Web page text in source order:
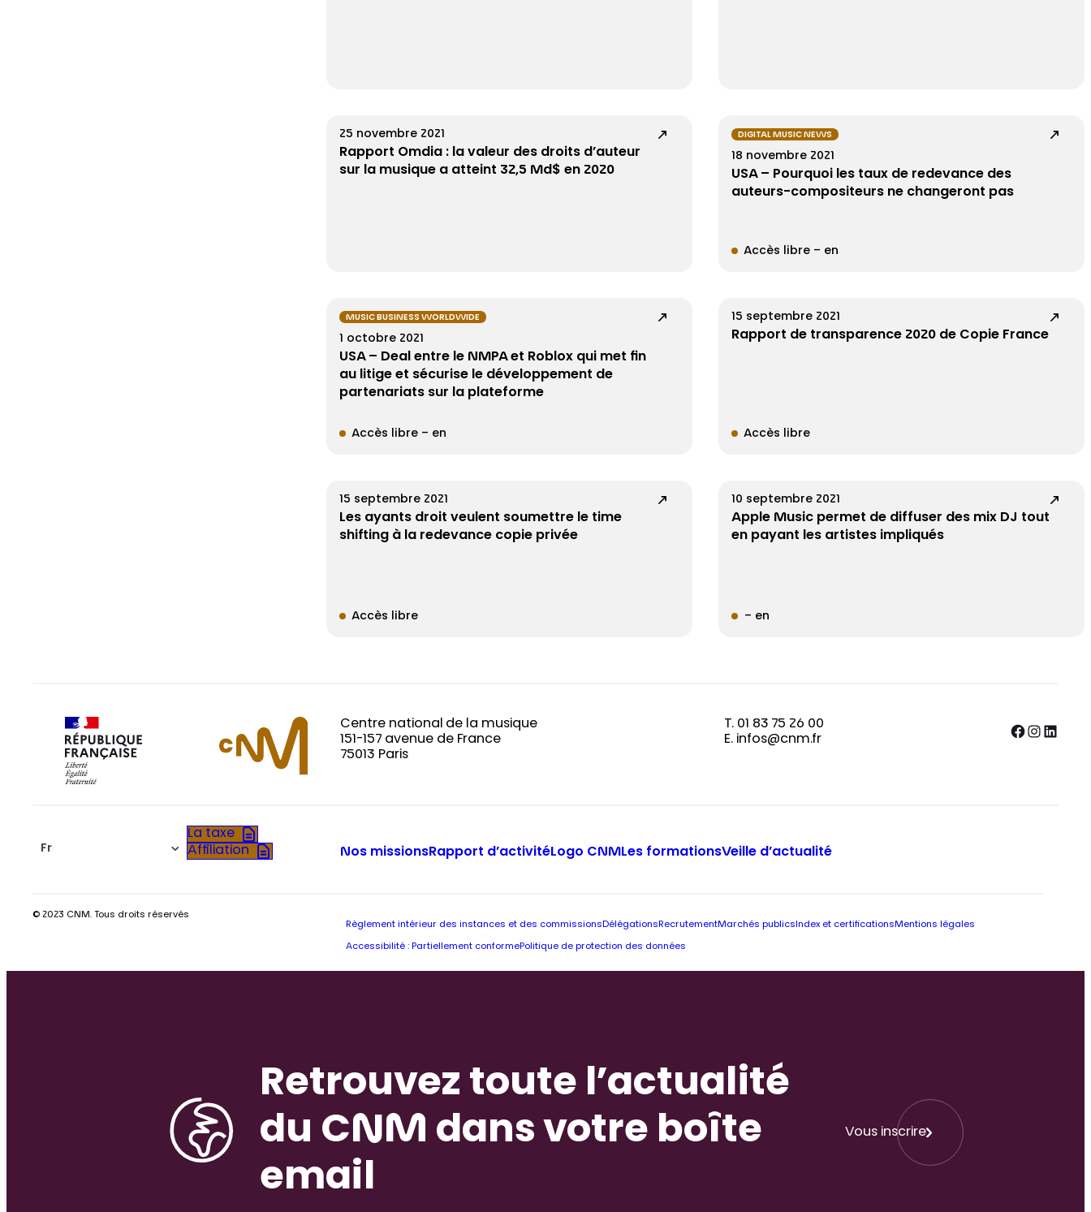
25 novembre 2021
Rapport Omdia : la valeur des droits d’auteur
sur la musique a atteint 32,5 Md$ en 2020
DIGITAL MUSIC NEWS
18 novembre 2021
USA – Pourquoi les taux de redevance des
auteurs-compositeurs ne changeront pas
Accès libre – en
MUSIC BUSINESS WORLDWIDE
1 octobre 2021
USA – Deal entre le NMPA et Roblox qui met fin
au litige et sécurise le développement de
partenariats sur la plateforme
Accès libre – en
15 septembre 2021
Rapport de transparence 2020 de Copie France
Accès libre
15 septembre 2021
Les ayants droit veulent soumettre le time
shifting à la redevance copie privée
Accès libre
10 septembre 2021
Apple Music permet de diffuser des mix DJ tout
en payant les artistes impliqués
– en
Centre national de la musique
151-157 avenue de France
75013 Paris
T. 01 83 75 26 00
E. infos@cnm.fr
Facebook InstagramLinkedIn
Fr
La taxe
Affiliation
Nos missionsRapport d’activitéLogo CNMLes formationsVeille d’actualité
© 2023 CNM. Tous droits réservés
Règlement intérieur des instances et des commissions Délégations RecrutementMarchés publics Index et certifications Mentions légales
Accessibilité : Partiellement conformePolitique de protection des données
Retrouvez toute l’actualité
du CNM dans votre boîte
email
Vous inscrire